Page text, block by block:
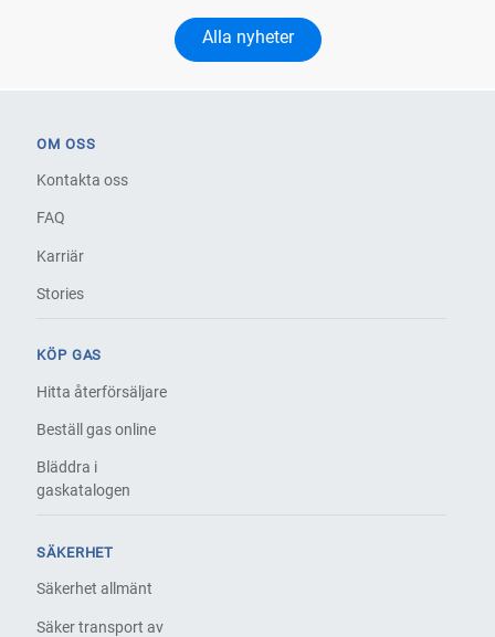
Alla nyheter
OM OSS
Kontakta oss
FAQ
Karriär
Stories
KÖP GAS
Hitta återförsäljare
Beställ gas online
Bläddra i
gaskatalogen
SÄKERHET
Säkerhet allmänt
Säker transport av